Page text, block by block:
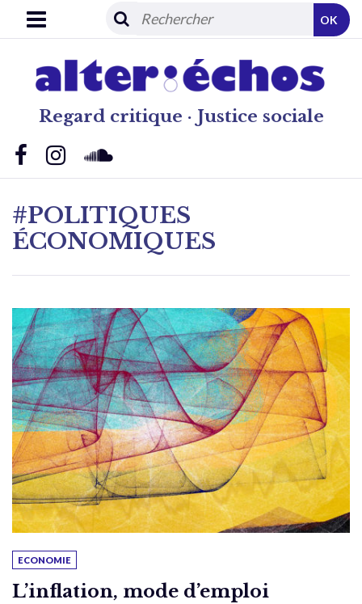
Regard critique · Justice sociale
OK
#POLITIQUES
ÉCONOMIQUES
ECONOMIE
L’inflation, mode d’emploi